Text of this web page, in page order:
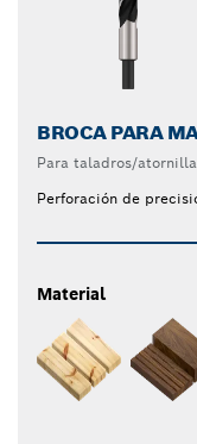
BROCA PARA
Para taladros/
Perforación de
Material